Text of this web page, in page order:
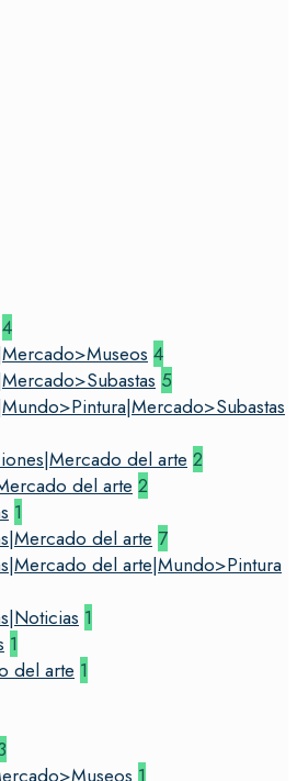
4
4
5
del arte 2
del arte 2
1
del arte 7
del arte|Mundo>Pintura
1
1
del arte 1
1